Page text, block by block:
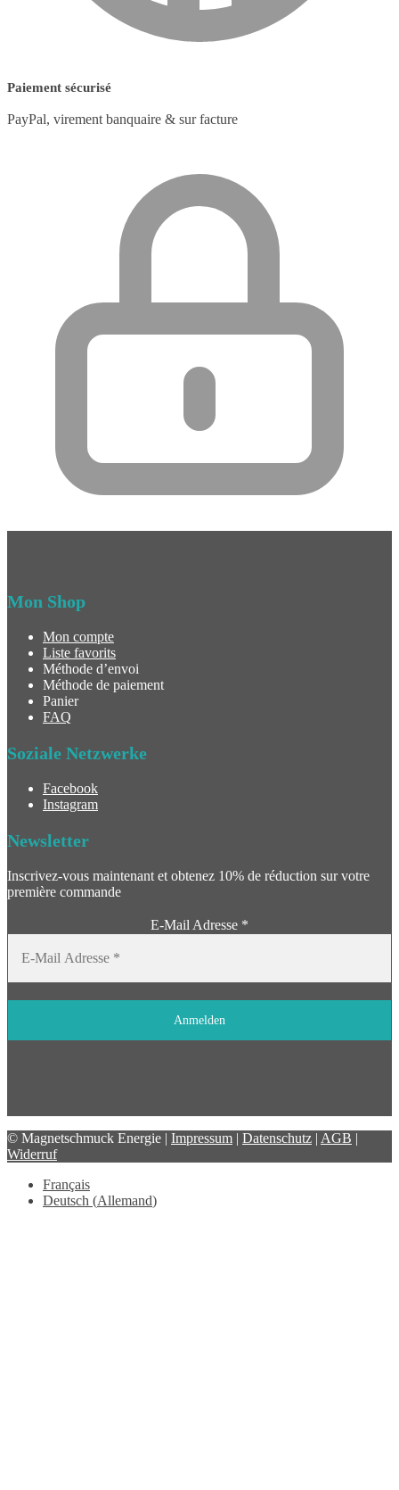
Paiement sécurisé
PayPal, virement banquaire & sur facture
Mon Shop
Mon compte
Liste favorits
Méthode d’envoi
Méthode de paiement
Panier
FAQ
Soziale Netzwerke
Facebook
Instagram
Newsletter
Inscrivez-vous maintenant et obtenez 10% de réduction sur votre
première commande
E-Mail Adresse *
© Magnetschmuck Energie | Impressum | Datenschutz | AGB |
Widerruf
Français
Deutsch (Allemand)